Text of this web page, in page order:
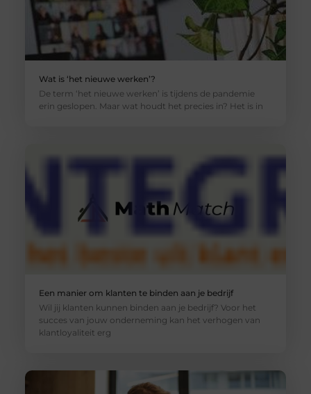
Wat is ‘het nieuwe werken’?
De term ‘het nieuwe werken’ is tijdens de pandemie
erin geslopen. Maar wat houdt het precies in? Het is in
Een manier om klanten te binden aan je bedrijf
Wil jij klanten kunnen binden aan je bedrijf? Voor het
succes van jouw onderneming kan het verhogen van
klantloyaliteit erg